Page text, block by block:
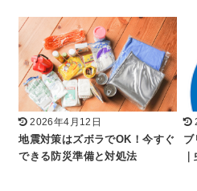
2026年4月12日
地震対策はズボラでOK！今すぐ
できる防災準備と対処法
ブ